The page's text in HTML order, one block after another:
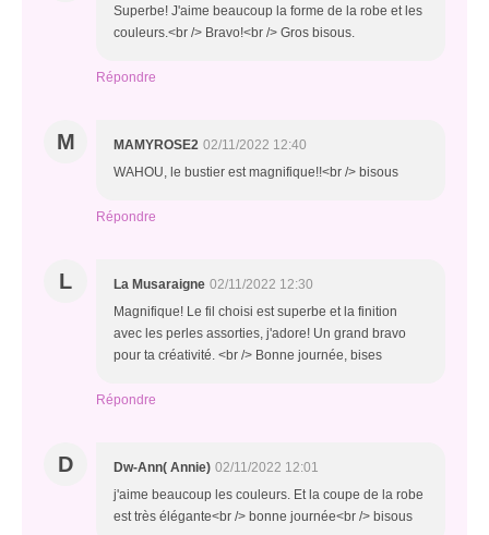
Superbe! J'aime beaucoup la forme de la robe et les
couleurs.<br /> Bravo!<br /> Gros bisous.
Répondre
M MAMYROSE2 02/11/2022 12:40
WAHOU, le bustier est magnifique!!<br /> bisous
Répondre
L La Musaraigne 02/11/2022 12:30
Magnifique! Le fil choisi est superbe et la finition
avec les perles assorties, j'adore! Un grand bravo
pour ta créativité. <br /> Bonne journée, bises
Répondre
D Dw-Ann( Annie) 02/11/2022 12:01
j'aime beaucoup les couleurs. Et la coupe de la robe
est très élégante<br /> bonne journée<br /> bisous